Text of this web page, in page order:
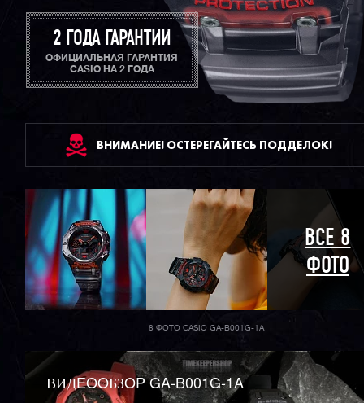
2 ГОДА ГАРАНТИИ
ОФИЦИАЛЬНАЯ ГАРАНТИЯ
CASIO НА 2 ГОДА
ВНИМАНИЕ! ОСТЕРЕГАЙТЕСЬ ПОДДЕЛОК!
ВСЕ 8
ФОТО
8 ФОТО CASIO GA-B001G-1A
ВИДEOOБЗOP GA-B001G-1A